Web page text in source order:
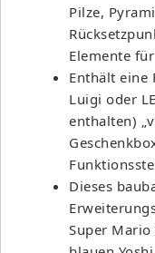
Pilze,
Elemente
Enthält eine
Luigi oder
enthalten)
Dieses
Super Mario